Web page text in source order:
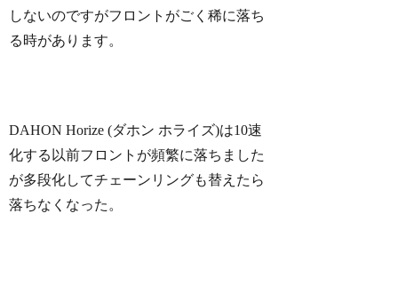
しないのですがフロントがごく稀に落ち
る時があります。
DAHON Horize (ダホン ホライズ)は10速
化する以前フロントが頻繁に落ちました
が多段化してチェーンリングも替えたら
落ちなくなった。